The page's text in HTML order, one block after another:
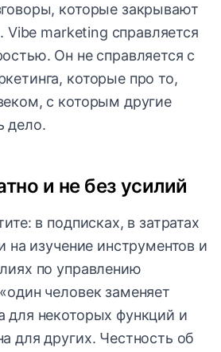
которые закрывают
Vibe marketing справляется
Он не справляется с
которые про то,
с которым другие
дело.
и не без усилий
в подписках, в затратах
на изучение инструментов и
по управлению
человек заменяет
для некоторых функций и
для других. Честность об